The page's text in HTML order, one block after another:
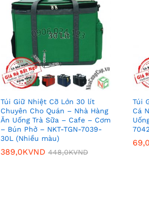
Túi Giữ Nhiệt Cỡ Lớn 30 lít
Chuyên Cho Quán – Nhà Hàng
Ăn Uống Trà Sữa – Cafe – Cơm
– Bún Phở – NKT-TGN-7039-
30L (Nhiều màu)
389,0KVND 448,0KVND
Túi
Cá